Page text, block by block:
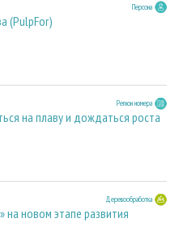
Персона
(PulpFor)
Регион номера
на плаву и дождаться роста
Деревообработка
на новом этапе развития